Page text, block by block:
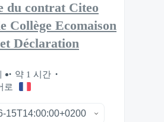
du contrat Citeo
Collège Ecomaison
Déclaration
약 1 시간
로